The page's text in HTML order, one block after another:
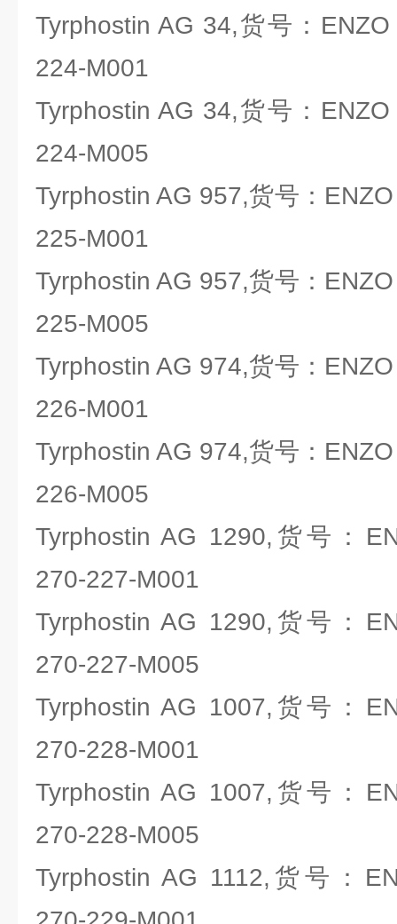
Tyrphostin AG 34,货号：
224-M001
Tyrphostin AG 34,货号：
224-M005
Tyrphostin AG 957,货号：
225-M001
Tyrphostin AG 957,货号：
225-M005
Tyrphostin AG 974,货号：
226-M001
Tyrphostin AG 974,货号：
226-M005
Tyrphostin AG 1290,货号：
270-227-M001
Tyrphostin AG 1290,货号：
270-227-M005
Tyrphostin AG 1007,货号：
270-228-M001
Tyrphostin AG 1007,货号：
270-228-M005
Tyrphostin AG 1112,货号：